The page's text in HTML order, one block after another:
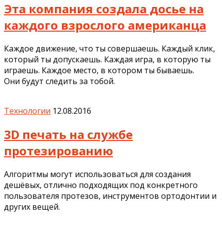
Эта компания создала досье на
каждого взрослого американца
Каждое движение, что ты совершаешь. Каждый клик,
который ты допускаешь. Каждая игра, в которую ты
играешь. Каждое место, в котором ты бываешь.
Они будут следить за тобой.
Технологии 12.08.2016
3D печать на службе
протезированию
Алгоритмы могут использоваться для создания
дешёвых, отлично подходящих под конкретного
пользователя протезов, инструментов ортодонтии и
других вещей.